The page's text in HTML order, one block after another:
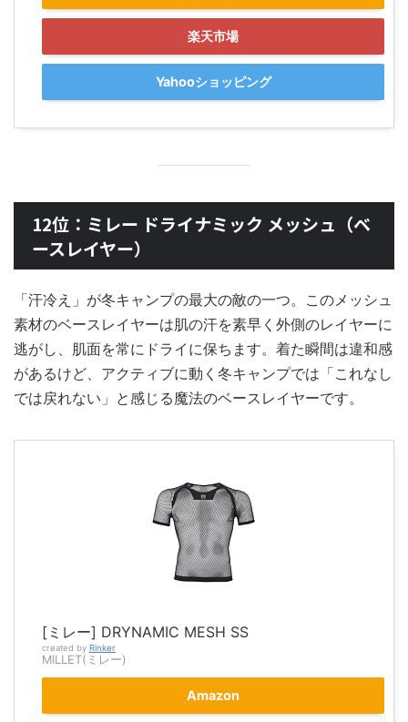
楽天市場
Yahooショッピング
12位：ミレー ドライナミック メッシュ（ベ
ースレイヤー）
「汗冷え」が冬キャンプの最大の敵の一つ。このメッシュ
素材のベースレイヤーは肌の汗を素早く外側のレイヤーに
逃がし、肌面を常にドライに保ちます。着た瞬間は違和感
があるけど、アクティブに動く冬キャンプでは「これなし
では戻れない」と感じる魔法のベースレイヤーです。
[ミレー] DRYNAMIC MESH SS
created by Rinker
MILLET(ミレー)
Amazon